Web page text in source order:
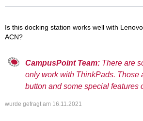
Is this docking station works well with
ACN?
CampusPoint Team: There are
only work with ThinkPads. Those
button and some special features
wurde gefragt am 16.11.2021